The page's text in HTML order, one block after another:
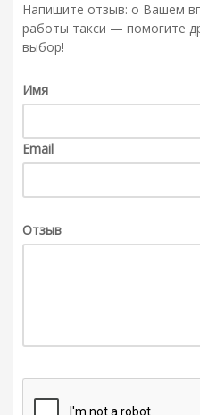
Напишите отзыв: о Вашем
работы такси — помогите
выбор!
Имя
Email
Отзыв